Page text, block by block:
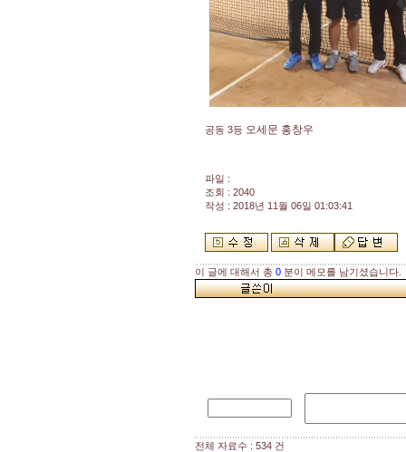
공동 3등 오세문 홍창우
파일 :
조회 : 2040
작성 : 2018년 11월 06일 01:03:41
이 글에 대해서 총 0 분이 메모를 남기셨습니다.
전체 자료수 : 534 건